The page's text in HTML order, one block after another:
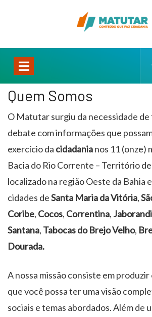
Quem Somos
O Matutar surgiu da necessidade
debate com informações que
exercício da cidadanianos 11 (onze)
Bacia do Rio Corrente – Território
localizado na região Oeste da Bahia
cidades deSanta Maria da Vitória,
Coribe, Cocos, Correntina, Jaborandi
Santana, Tabocas do Brejo Velho,
Dourada.
A nossa missão consiste em
que você possa ter uma visão
sociais e temas abordados. Além de